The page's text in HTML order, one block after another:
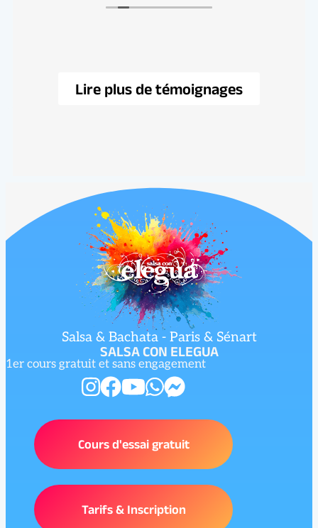
l'ambiance. Votre recommandation nous
Lire plus de témoignages
Salsa & Bachata - Paris & Sénart
SALSA CON ELEGUA
1er cours gratuit et sans engagement
Cours d'essai gratuit
Tarifs & Inscription